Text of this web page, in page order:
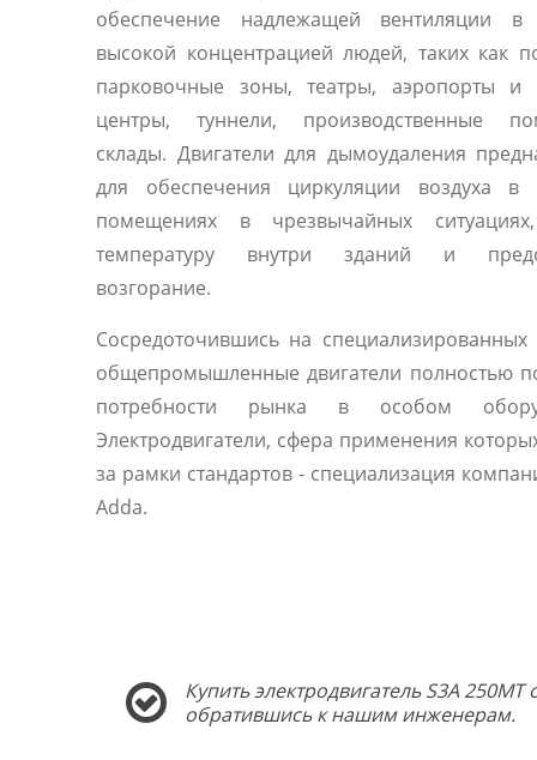
обеспечение надлежащей вентиляции
высокой концентрацией людей, таких как
парковочные зоны, театры, аэропорты и
центры, туннели, производственные
склады. Двигатели для дымоудаления
для обеспечения циркуляции воздуха в
помещениях в чрезвычайных
температуру внутри зданий и
возгорание.
Сосредоточившись на специализированных
общепромышленные двигатели полностью
потребности рынка в особом
Электродвигатели, сфера применения
за рамки стандартов - специализация
Adda.
Купить электродвигатель S3A
обратившись к нашим инженерам.